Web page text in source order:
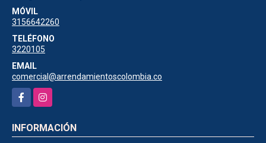
MÓVIL
3156642260
TELÉFONO
3220105
EMAIL
comercial@arrendamientoscolombia.co
FacebookInstagram
INFORMACIÓN